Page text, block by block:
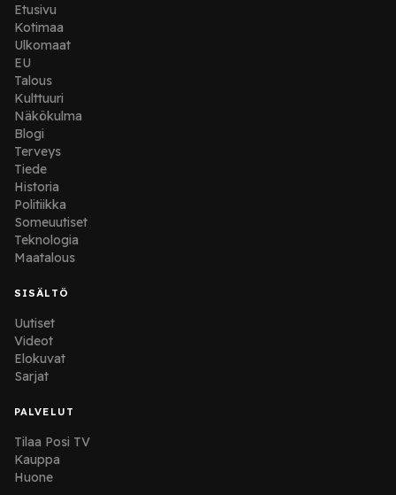
Etusivu
Kotimaa
Ulkomaat
EU
Talous
Kulttuuri
Näkökulma
Blogi
Terveys
Tiede
Historia
Politiikka
Someuutiset
Teknologia
Maatalous
SISÄLTÖ
Uutiset
Videot
Elokuvat
Sarjat
PALVELUT
Tilaa Posi TV
Kauppa
Huone